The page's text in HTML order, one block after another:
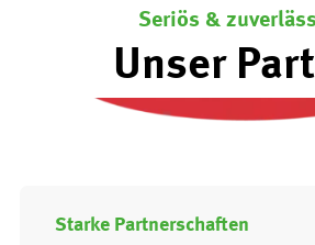
Seriös &
Unser
Starke Partnerschaften